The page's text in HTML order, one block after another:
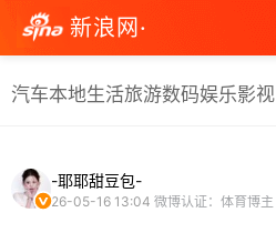
新浪网·
汽车本地生活旅游数码娱乐影视
-耶耶甜豆包-
26-05-16 13:04 微博认证：体育博主